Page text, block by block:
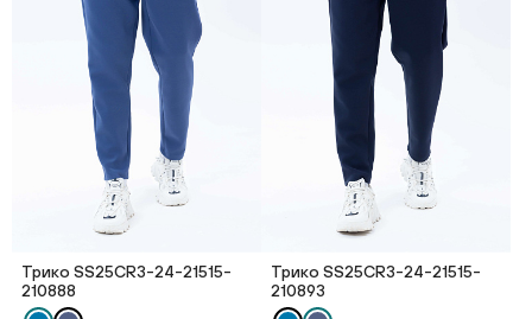
Трико SS25CR3-24-21515-
210888
Трико SS25CR3-24-21515-
210893